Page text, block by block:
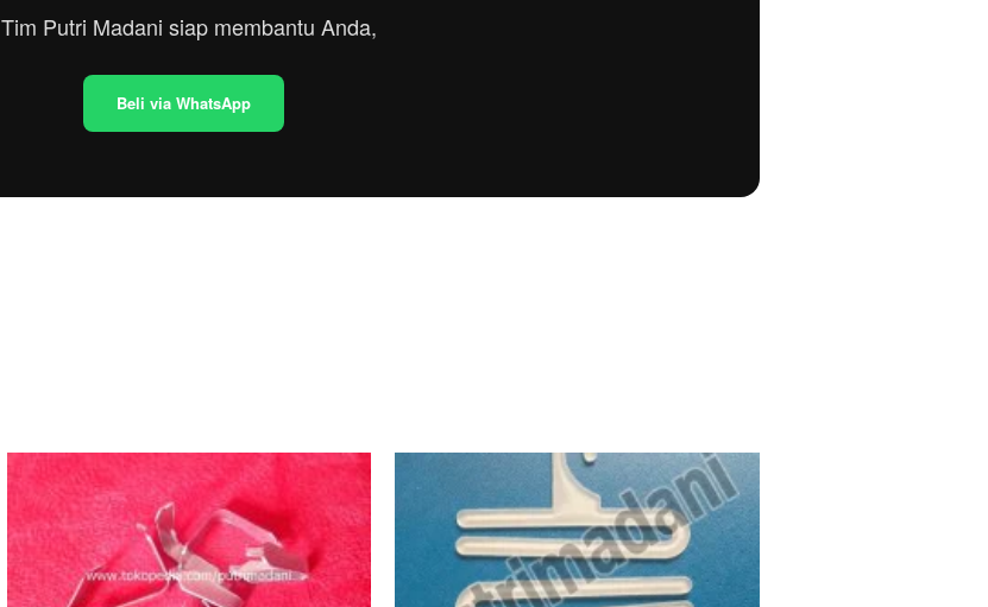
Tim Putri Madani siap membantu Anda,
Beli via WhatsApp